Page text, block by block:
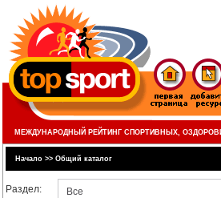
МЕЖДУНАРОДНЫЙ РЕЙТИНГ СПОРТИВНЫХ,
Начало >> Общий каталог
Раздел: Все